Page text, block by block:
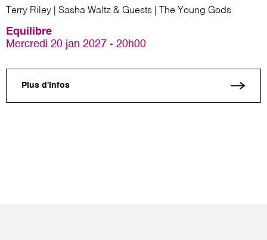
Terry Riley | Sasha Waltz & Guests | The Young Gods
Equilibre
Mercredi 20 jan 2027 - 20h00
Plus d'infos